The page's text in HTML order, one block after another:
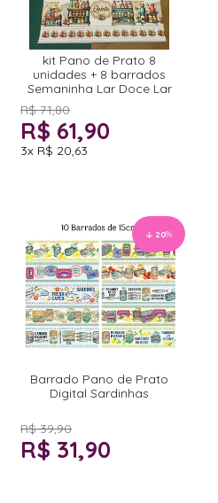
kit Pano de Prato 8
unidades + 8 barrados
Semaninha Lar Doce Lar
R$ 71,80
R$ 61,90
3x R$ 20,63
20%
Barrado Pano de Prato
Digital Sardinhas
R$ 39,90
R$ 31,90